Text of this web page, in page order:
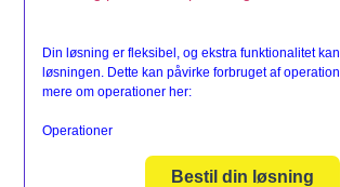
Din løsning er fleksibel, og ekstra funktionalitet
løsningen. Dette kan påvirke forbruget af
mere om operationer her:
Operationer
Bestil din løsning